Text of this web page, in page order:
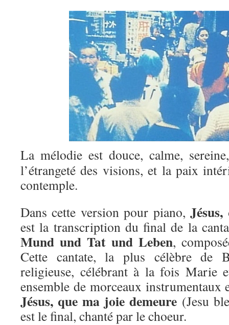
La mélodie est douce, calme,
l’étrangeté des visions, et la paix
contemple.
Dans cette version pour piano,
est la transcription du final de la
Mund und Tat und Leben,
Cette cantate, la plus célèbre de
religieuse, célébrant à la fois Marie
ensemble de morceaux instrumentaux
Jésus, que ma joie demeure (Jesu
est le final, chanté par le choeur.